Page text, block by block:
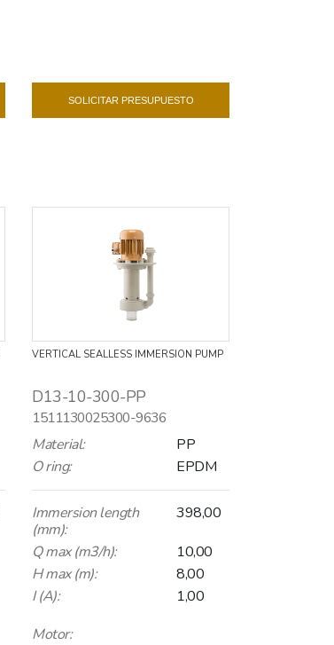
SOLICITAR PRESUPUESTO
VERTICAL SEALLESS IMMERSION PUMP
D13-10-300-PP
1511130025300-9636
Material:
PP
O ring:
EPDM
Immersion length
(mm):
398,00
Q max (m3/h):
10,00
H max (m):
8,00
I (A):
1,00
Motor: